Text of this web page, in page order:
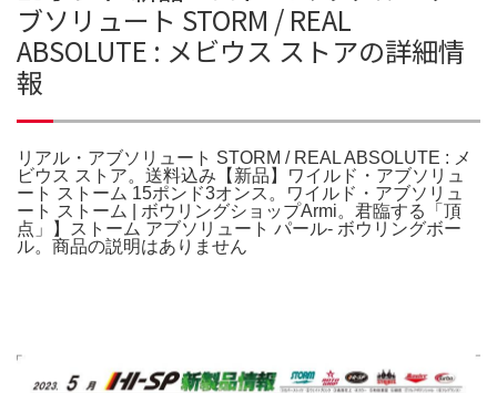
ブソリュート STORM / REAL
ABSOLUTE : メビウス ストアの詳細情
報
リアル・アブソリュート STORM / REAL ABSOLUTE : メ
ビウス ストア。送料込み【新品】ワイルド・アブソリュ
ート ストーム 15ポンド3オンス。ワイルド・アブソリュ
ート ストーム | ボウリングショップArmi。君臨する「頂
点」】ストーム アブソリュート パール- ボウリングボー
ル。商品の説明はありません